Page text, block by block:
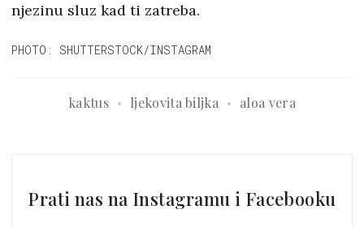
njezinu sluz kad ti zatreba.
PHOTO: SHUTTERSTOCK/INSTAGRAM
kaktus ljekovita biljka aloa vera
Prati nas na Instagramu i Facebooku